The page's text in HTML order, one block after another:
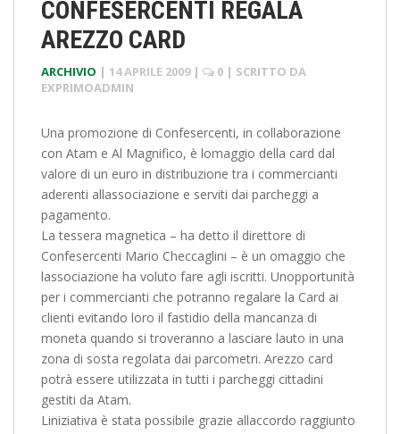
CONFESERCENTI REGALA
AREZZO CARD
ARCHIVIO | 14 APRILE 2009 | 0 | SCRITTO DA
EXPRIMOADMIN
Una promozione di Confesercenti, in collaborazione
con Atam e Al Magnifico, è lomaggio della card dal
valore di un euro in distribuzione tra i commercianti
aderenti allassociazione e serviti dai parcheggi a
pagamento.
La tessera magnetica – ha detto il direttore di
Confesercenti Mario Checcaglini – è un omaggio che
lassociazione ha voluto fare agli iscritti. Unopportunità
per i commercianti che potranno regalare la Card ai
clienti evitando loro il fastidio della mancanza di
moneta quando si troveranno a lasciare lauto in una
zona di sosta regolata dai parcometri. Arezzo card
potrà essere utilizzata in tutti i parcheggi cittadini
gestiti da Atam.
Liniziativa è stata possibile grazie allaccordo raggiunto